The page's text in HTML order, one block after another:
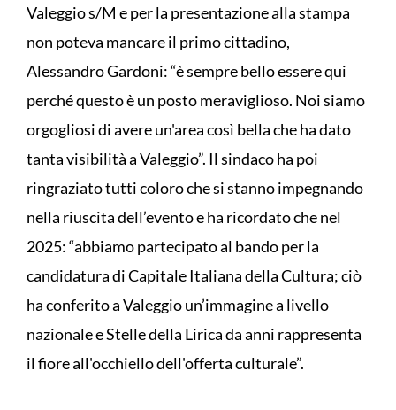
Valeggio s/M e per la presentazione alla stampa
non poteva mancare il primo cittadino,
Alessandro Gardoni: “è sempre bello essere qui
perché questo è un posto meraviglioso. Noi siamo
orgogliosi di avere un'area così bella che ha dato
tanta visibilità a Valeggio”. Il sindaco ha poi
ringraziato tutti coloro che si stanno impegnando
nella riuscita dell’evento e ha ricordato che nel
2025: “abbiamo partecipato al bando per la
candidatura di Capitale Italiana della Cultura; ciò
ha conferito a Valeggio un’immagine a livello
nazionale e Stelle della Lirica da anni rappresenta
il fiore all'occhiello dell'offerta culturale”.